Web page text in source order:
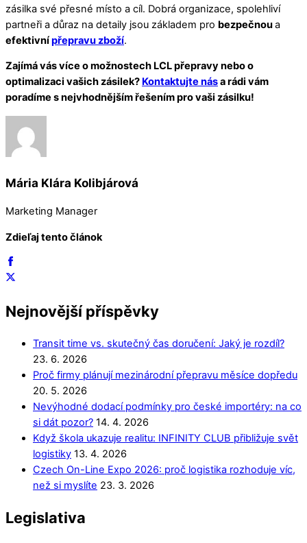
zásilka své přesné místo a cíl. Dobrá organizace, spolehliví
partneři a důraz na detaily jsou základem pro bezpečnoua
efektivnípřepravu zboží.
Zajímá vás více o možnostech LCL přepravy nebo o
optimalizaci vašich zásilek? Kontaktujte nása rádi vám
poradíme s nejvhodnějším řešením pro vaši zásilku!
Mária Klára Kolibjárová
Marketing Manager
Zdieľaj tento článok
Nejnovější příspěvky
Transit time vs. skutečný čas doručení: Jaký je rozdíl?
23. 6. 2026
Proč firmy plánují mezinárodní přepravu měsíce dopředu
20. 5. 2026
Nevýhodné dodací podmínky pro české importéry: na co
si dát pozor? 14. 4. 2026
Když škola ukazuje realitu: INFINITY CLUB přibližuje svět
logistiky 13. 4. 2026
Czech On-Line Expo 2026: proč logistika rozhoduje víc,
než si myslíte 23. 3. 2026
Legislativa